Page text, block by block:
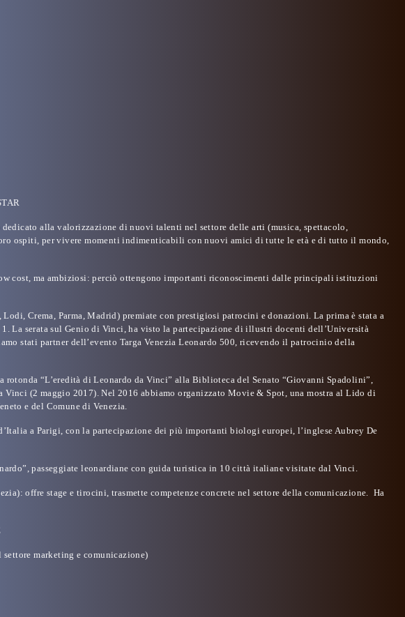
alla valorizzazione di nuovi talenti nel settore delle arti (musica, spettacolo,
ospiti, per vivere momenti indimenticabili con nuovi amici di tutte le età e di tutto il mondo,
cost, ma ambiziosi: perciò ottengono importanti riconoscimenti dalle principali istituzioni
Crema, Parma, Madrid) premiate con prestigiosi patrocini e donazioni. La prima è stata a
serata sul Genio di Vinci, ha visto la partecipazione di illustri docenti dell’Università
stati partner dell’evento Targa Venezia Leonardo 500, ricevendo il patrocinio della
rotonda “L’eredità di Leonardo da Vinci” alla Biblioteca del Senato “Giovanni Spadolini”,
Vinci (2 maggio 2017). Nel2016 abbiamo organizzato Movie & Spot, una mostra al Lido di
e del Comune di Venezia.
a Parigi, con la partecipazione dei più importanti biologi europei, l’inglese Aubrey De
passeggiate leonardiane con guida turistica in 10 città italiane visitate dal Vinci.
: offre stage e tirocini, trasmette competenze concrete nel settore della comunicazione. Ha
marketing e comunicazione)